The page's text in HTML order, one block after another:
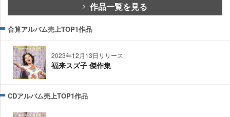
作品一覧を見る
合算アルバム売上TOP1作品
2023年12月13日リリース
福来スズ子 傑作集
CDアルバム売上TOP1作品